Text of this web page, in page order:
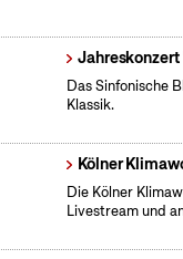
Das Sinfonische
Klassik.
Kölner
Die Kölner
Livestream und